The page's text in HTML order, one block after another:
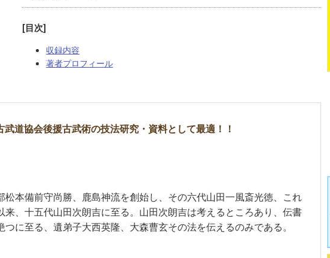
[目次]
収録内容
著者プロフィール
道協会後援古武術の技法研究・資料として最適！！
松本備前守尚勝、鹿島神流を創始し、その六代山田一風斎光徳、これ
来、十五代山田次朗吉に至る。山田次朗吉は考えるところあり、伝書
に至る、遺弟子大西英隆、大森曹玄その法を伝えるのみである。